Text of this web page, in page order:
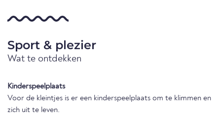
Sport & plezier
Wat te ontdekken
Kinderspeelplaats
Voor de kleintjes is er een kinderspeelplaats om te klimmen en
zich uit te leven.